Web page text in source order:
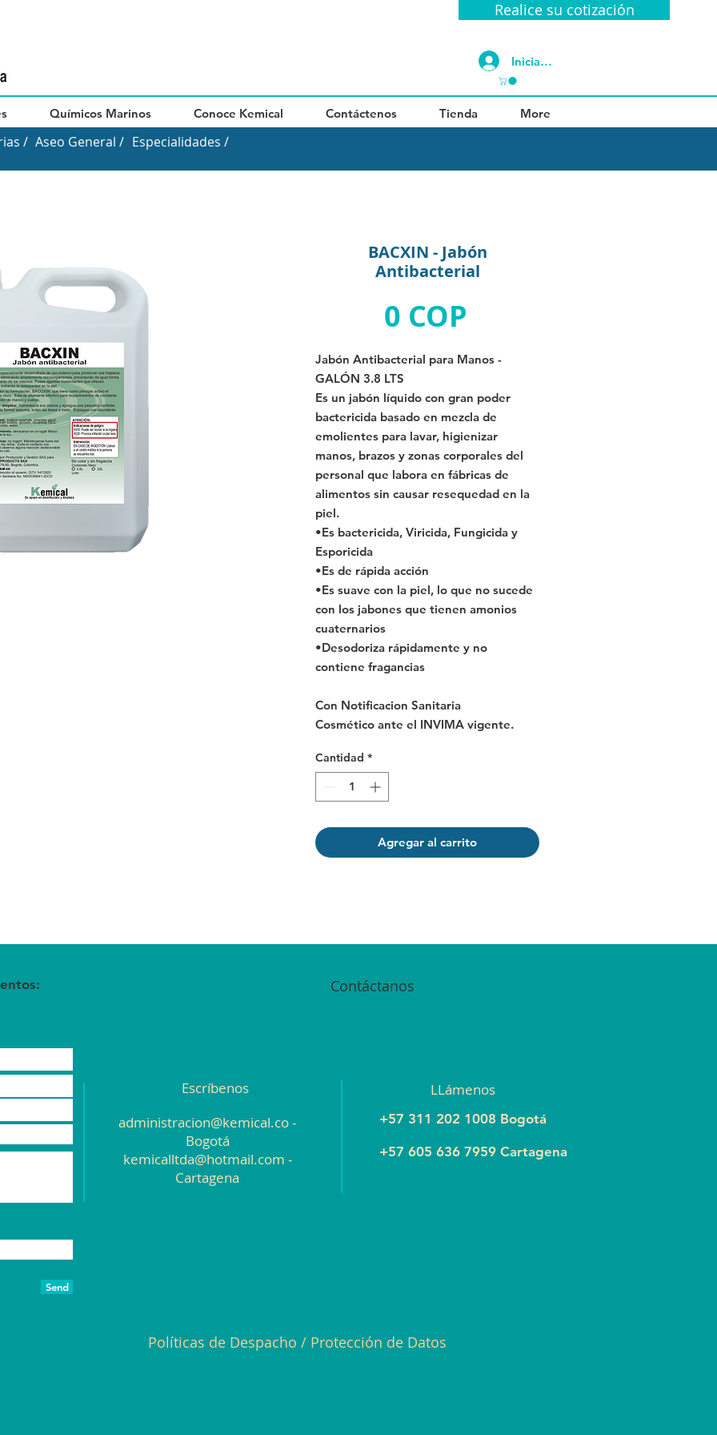
Realice su cotización
Iniciar sesión
Químicos Marinos Conoce Kemical Contáctenos Tienda More
BACXIN - Jabón
Antibacterial
0 COP
Jabón Antibacterial para Manos -
GALÓN 3.8 LTS
Es un jabón líquido con gran poder
bactericida basado en mezcla de
emolientes para lavar, higienizar
manos, brazos y zonas corporales del
personal que labora en fábricas de
alimentos sin causar resequedad en la
piel.
•Es bactericida, Viricida, Fungicida y
Esporicida
•Es de rápida acción
•Es suave con la piel, lo que no sucede
con los jabones que tienen amonios
cuaternarios
•Desodoriza rápidamente y no
contiene fragancias
Con Notificacion Sanitaria
Cosmético ante el INVIMA vigente.
Cantidad *
Agregar al carrito
/ Aseo General / Especialidades /
Contáctanos
Send
Escríbenos
administracion@kemical.co-
Bogotá
kemicalltda@hotmail.com -
Cartagena
LLámenos
+57 311 202 1008 Bogotá
+57 605 636 7959 Cartagena
Políticas de Despacho / Protección de Datos